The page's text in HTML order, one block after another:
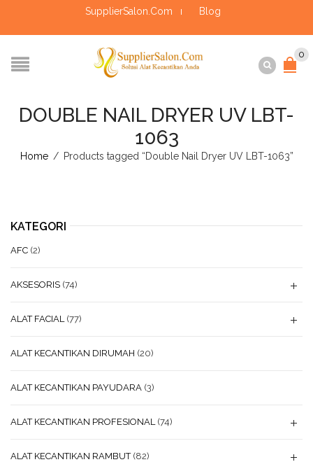
SupplierSalon.Com Blog
0
DOUBLE NAIL DRYER UV LBT-
1063
Home / Products tagged “Double Nail Dryer UV LBT-1063”
KATEGORI
AFC (2)
AKSESORIS (74)
ALAT FACIAL (77)
ALAT KECANTIKAN DIRUMAH (20)
ALAT KECANTIKAN PAYUDARA (3)
ALAT KECANTIKAN PROFESIONAL (74)
ALAT KECANTIKAN RAMBUT (82)